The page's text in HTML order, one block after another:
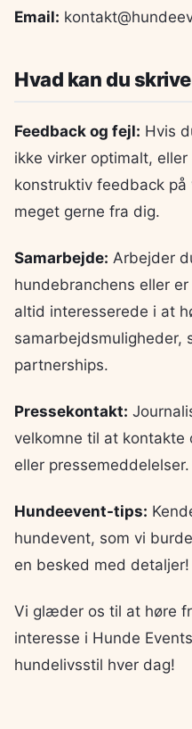
Email:
Hvad kan du
Feedback og fejl: Hvis
ikke virker optimalt,
konstruktiv feedback
meget gerne fra dig.
Samarbejde: Arbejder
hundebranchens eller
altid interesserede i at
samarbejdsmuligheder,
partnerships.
Pressekontakt:
velkomne til at kontakte
eller pressemeddelelser.
Hundeevent-tips:
hundevent, som vi
en besked med detaljer!
Vi glæder os til at høre
interesse i Hunde
hundelivsstil hver dag!